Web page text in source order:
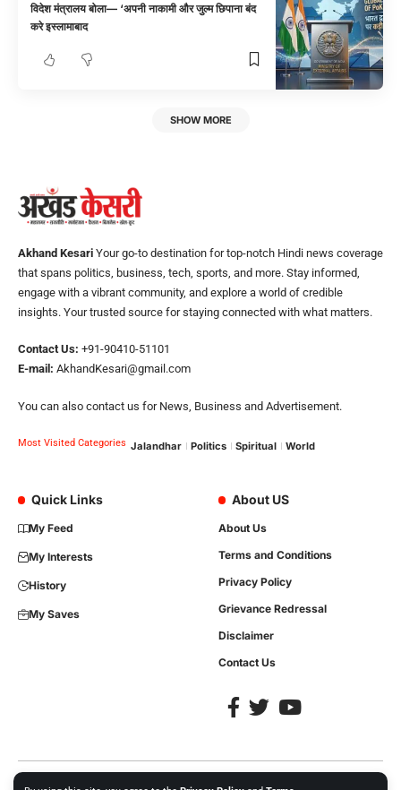
विदेश मंत्रालय बोला— ‘अपनी नाकामी और जुल्म छिपाना बंद
करे इस्लामाबाद
SHOW MORE
Akhand Kesari Your go-to destination for top-notch Hindi news coverage
that spans politics, business, tech, sports, and more. Stay informed,
engage with a vibrant community, and explore a world of credible
insights. Your trusted source for staying connected with what matters.
Contact Us: +91-90410-51101
E-mail: AkhandKesari@gmail.com
You can also contact us for News, Business and Advertisement.
Most Visited Categories Jalandhar Politics Spiritual World
Quick Links
My Feed
My Interests
History
My Saves
About US
About Us
Terms and Conditions
Privacy Policy
Grievance Redressal
Disclaimer
Contact Us